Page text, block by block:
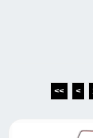
<< <